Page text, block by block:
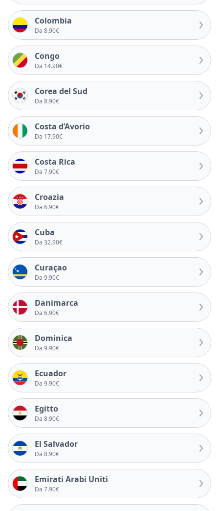
Colombia
Da 8.90€
Congo
Da 14.90€
Corea del Sud
Da 8.90€
Costa d’Avorio
Da 17.90€
Costa Rica
Da 7.90€
Croazia
Da 6.90€
Cuba
Da 32.90€
Curaçao
Da 9.90€
Danimarca
Da 6.90€
Dominica
Da 9.90€
Ecuador
Da 9.90€
Egitto
Da 8.90€
El Salvador
Da 8.90€
Emirati Arabi Uniti
Da 7.90€